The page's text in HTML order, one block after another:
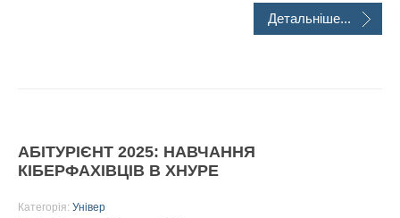
Детальніше...
АБІТУРІЄНТ 2025: НАВЧАННЯ
КІБЕРФАХІВЦІВ В ХНУРЕ
Категорія: Універ